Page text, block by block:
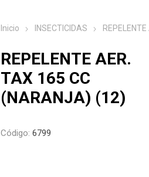
Inicio INSECTICIDAS
REPELENTE AER.
TAX 165 CC
(NARANJA) (12)
Código: 6799